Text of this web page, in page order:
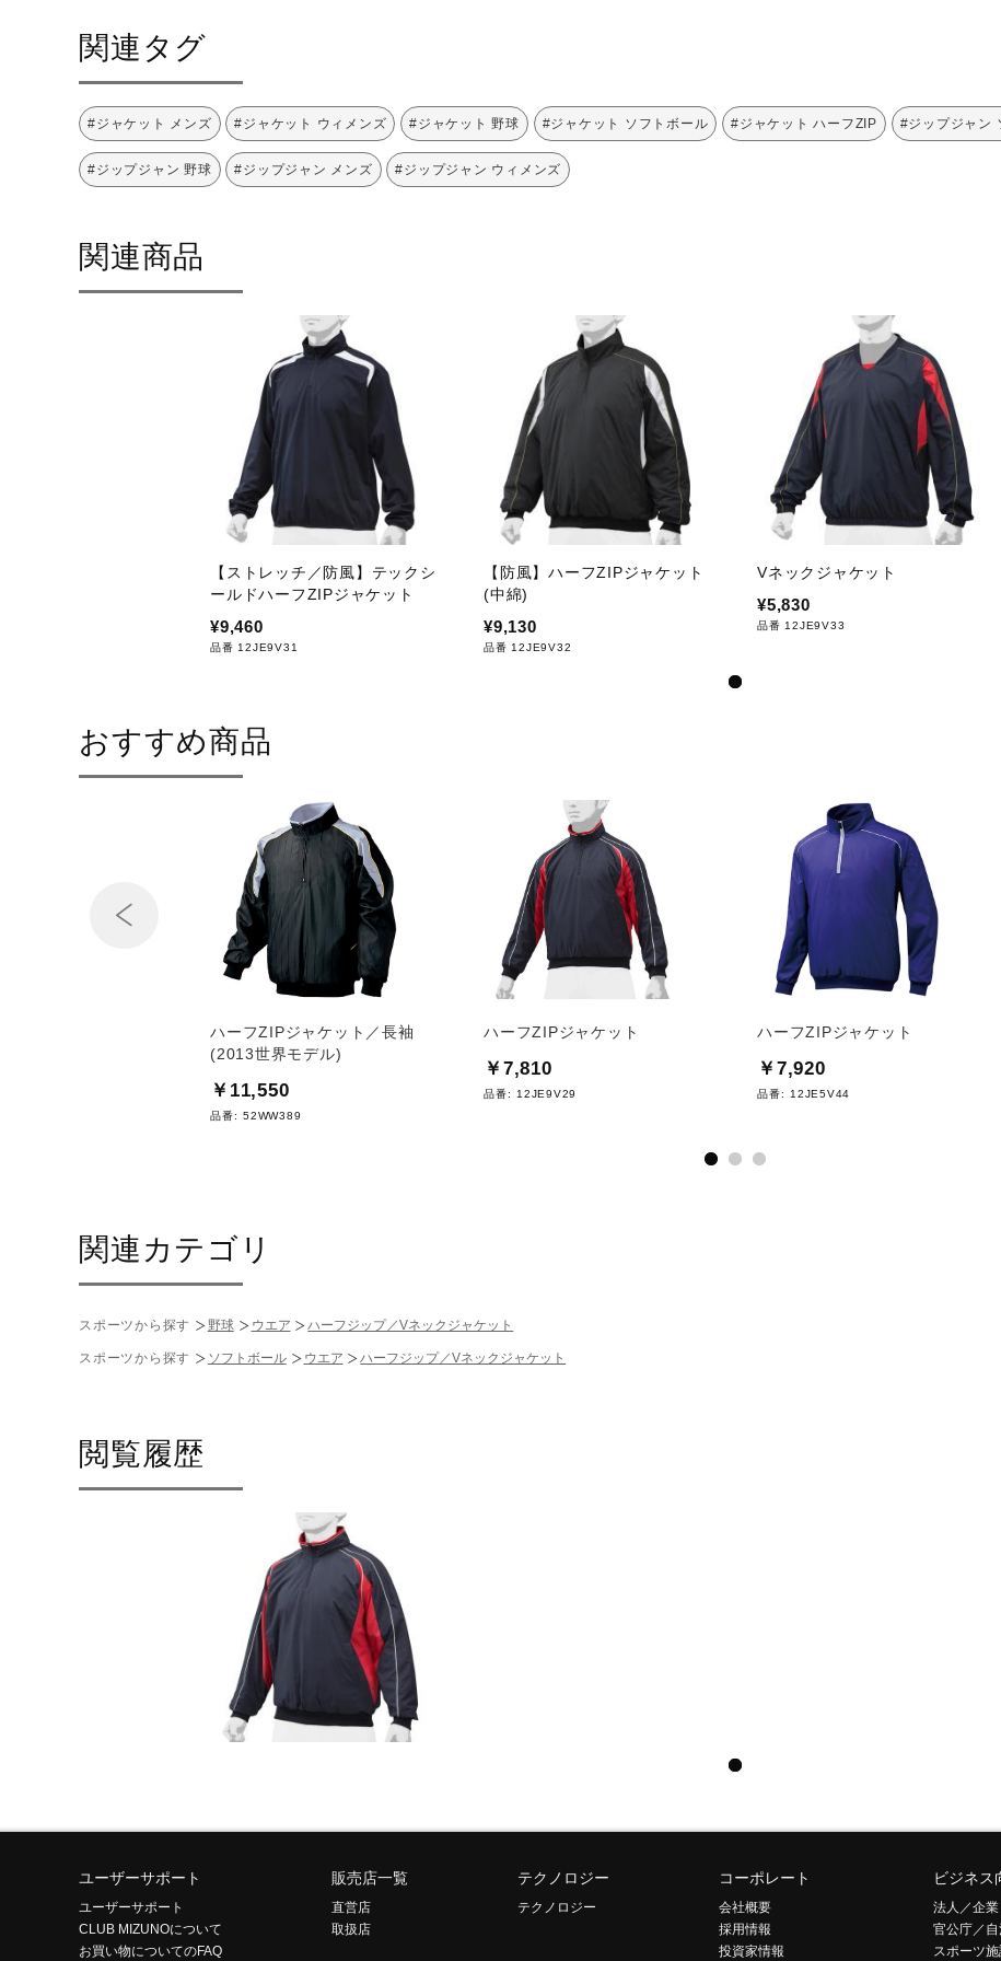
関連タグ
#ジャケット メンズ #ジャケット ウィメンズ #ジャケット 野球 #ジャケット ソフトボール #ジャケット ハーフZIP #ジップジャン
#ジップジャン 野球 #ジップジャン メンズ #ジップジャン ウィメンズ
関連商品
【ストレッチ／防風】テックシ
ールドハーフZIPジャケット
¥9,460
品番 12JE9V31
【防風】ハーフZIPジャケット
(中綿)
¥9,130
品番 12JE9V32
Vネックジャケット
¥5,830
品番 12JE9V33
おすすめ商品
ハーフZIPジャケット／長袖
(2013世界モデル)
￥11,550
品番: 52WW389
ハーフZIPジャケット
￥7,810
品番: 12JE9V29
ハーフZIPジャケット
￥7,920
品番: 12JE5V44
関連カテゴリ
スポーツから探す 野球 ウエア ハーフジップ／Vネックジャケット
スポーツから探す ソフトボール ウエア ハーフジップ／Vネックジャケット
閲覧履歴
ユーザーサポート
ユーザーサポート
CLUB MIZUNOについて
お買い物についてのFAQ
販売店一覧
直営店
取扱店
テクノロジー
テクノロジー
コーポレート
会社概要
採用情報
投資家情報
ビジネス
法人／企業
官公庁／
スポーツ